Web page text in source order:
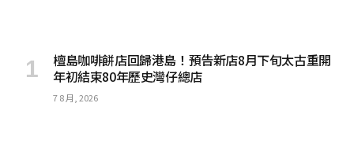
檀島咖啡餅店回歸港島！預告新店8月下旬太古重開
年初結束80年歷史灣仔總店
7 8 月, 2026